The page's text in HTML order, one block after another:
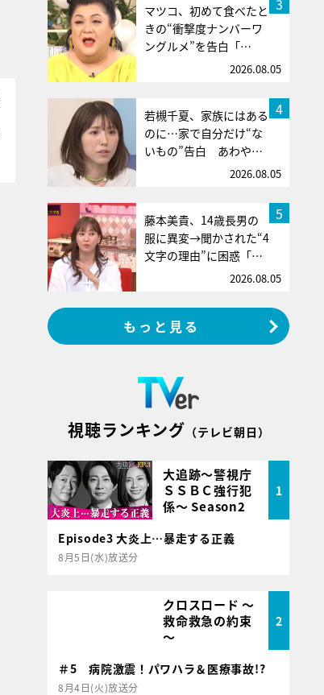
マツコ、初めて食べたと
きの“衝撃度ナンバーワ
ングルメ”を告白「…
2026.08.05
4
若槻千夏、家族にはある
のに…家で自分だけ“な
いもの”告白 あわや…
2026.08.05
5
藤本美貴、14歳長男の
服に異変→聞かされた“4
文字の理由”に困惑「…
2026.08.05
もっと見る
視聴ランキング （テレビ朝日）
大追跡～警視庁
ＳＳＢＣ強行犯
係～ Season2
1
Episode3 大炎上…暴走する正義
8月5日(水)放送分
クロスロード ～
救命救急の約束
～
2
＃5 病院激震！パワハラ＆医療事故!?
8月4日(火)放送分